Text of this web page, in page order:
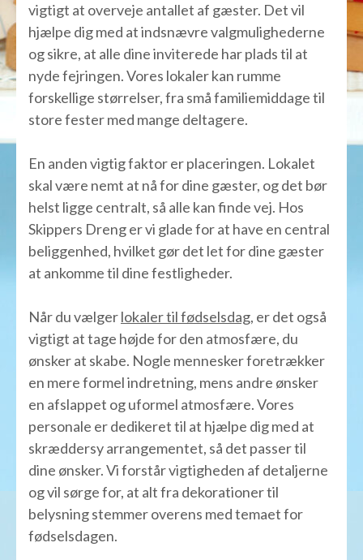
vigtigt at overveje antallet af gæster. Det vil
hjælpe dig med at indsnævre valgmulighederne
og sikre, at alle dine inviterede har plads til at
nyde fejringen. Vores lokaler kan rumme
forskellige størrelser, fra små familiemiddage til
store fester med mange deltagere.
En anden vigtig faktor er placeringen. Lokalet
skal være nemt at nå for dine gæster, og det bør
helst ligge centralt, så alle kan finde vej. Hos
Skippers Dreng er vi glade for at have en central
beliggenhed, hvilket gør det let for dine gæster
at ankomme til dine festligheder.
Når du vælgerlokaler til fødselsdag, er det også
vigtigt at tage højde for den atmosfære, du
ønsker at skabe. Nogle mennesker foretrækker
en mere formel indretning, mens andre ønsker
en afslappet og uformel atmosfære. Vores
personale er dedikeret til at hjælpe dig med at
skræddersy arrangementet, så det passer til
dine ønsker. Vi forstår vigtigheden af detaljerne
og vil sørge for, at alt fra dekorationer til
belysning stemmer overens med temaet for
fødselsdagen.